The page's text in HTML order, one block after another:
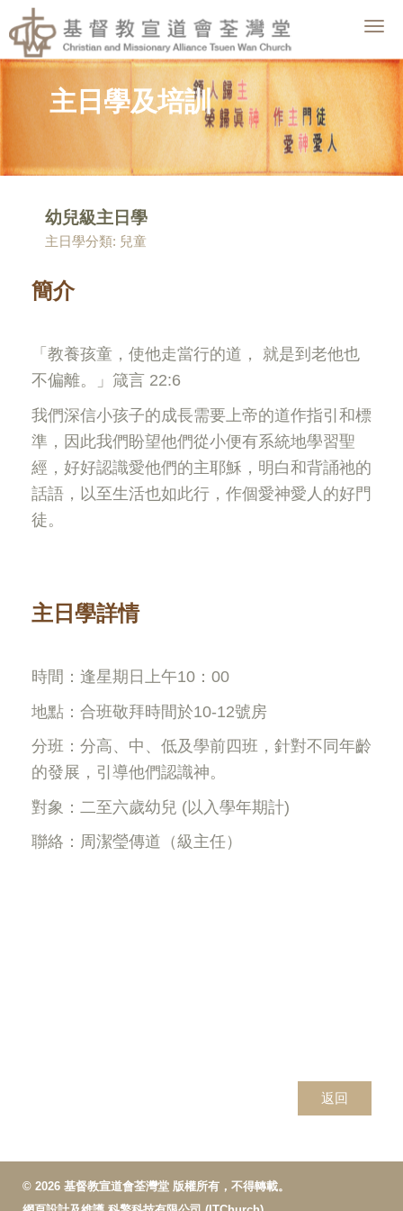
主日學及培訓
幼兒級主日學
主日學分類: 兒童
簡介
「教養孩童，使他走當行的道， 就是到老他也
不偏離。」箴言 22:6
我們深信小孩子的成長需要上帝的道作指引和標
準，因此我們盼望他們從小便有系統地學習聖
經，好好認識愛他們的主耶穌，明白和背誦祂的
話語，以至生活也如此行，作個愛神愛人的好門
徒。
主日學詳情
時間：逢星期日上午10：00
地點：合班敬拜時間於10-12號房
分班：分高、中、低及學前四班，針對不同年齡
的發展，引導他們認識神。
對象：二至六歲幼兒 (以入學年期計)
聯絡：周潔瑩傳道（級主任）
返回
© 2026 基督教宣道會荃灣堂 版權所有，不得轉載。